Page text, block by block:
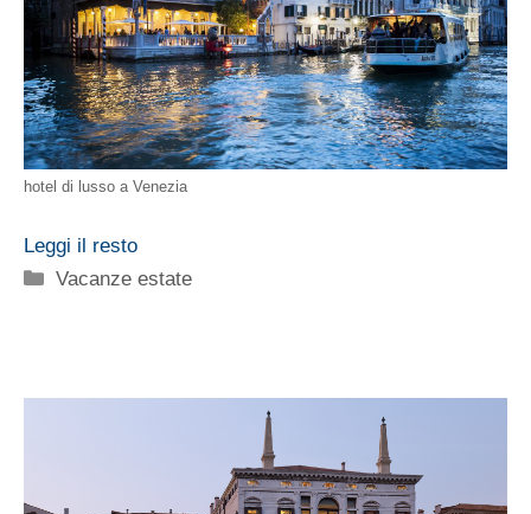
hotel di lusso a Venezia
Leggi il resto
Categorie
Vacanze estate